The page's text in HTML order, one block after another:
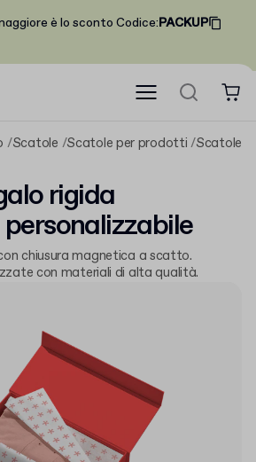
è lo sconto Codice:PACKUP
Scatole Scatole per prodotti Scatole
rigida
chiusura magnetica a scatto.
con materiali di alta qualità.